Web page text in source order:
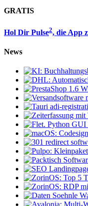
GRATIS
Hol Dir Pulse2, die App
News